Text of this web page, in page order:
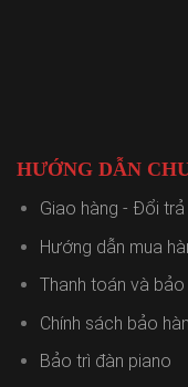
HƯỚNG DẪN
Giao hàng - Đổi trả
Hướng dẫn mua
Thanh toán và
Chính sách bảo
Bảo trì đàn piano